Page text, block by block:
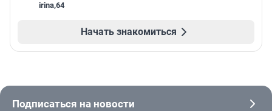
irina,64
Начать знакомиться
Подписаться на новости